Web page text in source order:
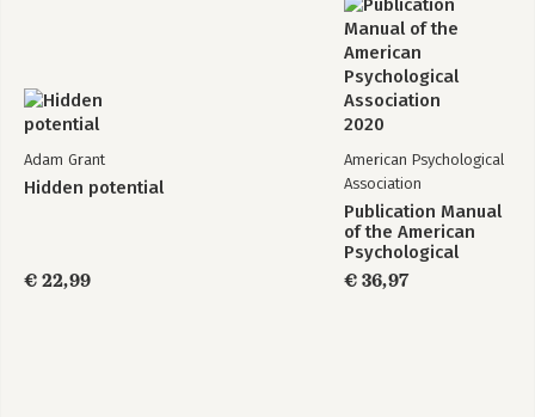
Adam Grant
Hidden potential
€ 22,99
American Psychological
Association
Publication Manual
of the American
Psychological
Association 2020
€ 36,97